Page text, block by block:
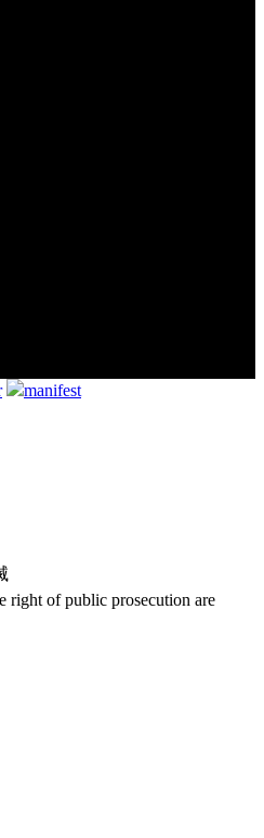
manifest
right of public prosecution are